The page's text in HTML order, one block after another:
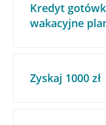
Kredyt
wakacyjne
Zyskaj 1000 zł